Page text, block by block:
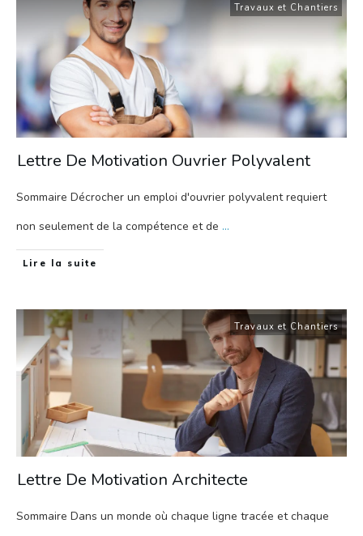
Travaux et Chantiers
Lettre De Motivation Ouvrier Polyvalent
Sommaire Décrocher un emploi d'ouvrier polyvalent requiert
non seulement de la compétence et de ...
Lire la suite
Travaux et Chantiers
Lettre De Motivation Architecte
Sommaire Dans un monde où chaque ligne tracée et chaque